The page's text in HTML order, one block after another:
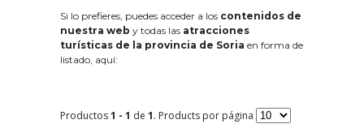
Si lo prefieres, puedes acceder a los contenidos de
nuestra web y todas las atracciones
turísticas de la provincia de Soria en forma de
listado, aquí:
Productos1 - 1 de 1. Products por página